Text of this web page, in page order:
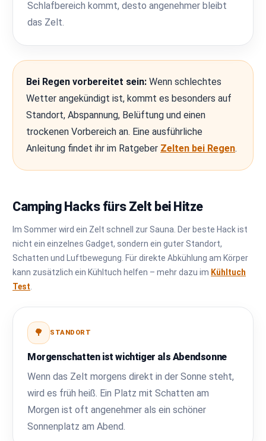
Schlafbereich kommt, desto angenehmer bleibt
das Zelt.
Bei Regen vorbereitet sein: Wenn schlechtes
Wetter angekündigt ist, kommt es besonders auf
Standort, Abspannung, Belüftung und einen
trockenen Vorbereich an. Eine ausführliche
Anleitung findet ihr im Ratgeber Zelten bei Regen.
Camping Hacks fürs Zelt bei Hitze
Im Sommer wird ein Zelt schnell zur Sauna. Der beste Hack ist
nicht ein einzelnes Gadget, sondern ein guter Standort,
Schatten und Luftbewegung. Für direkte Abkühlung am Körper
kann zusätzlich ein Kühltuch helfen – mehr dazu im Kühltuch
Test
🌳 STANDORT
Morgenschatten ist wichtiger als Abendsonne
Wenn das Zelt morgens direkt in der Sonne steht,
wird es früh heiß. Ein Platz mit Schatten am
Morgen ist oft angenehmer als ein schöner
Sonnenplatz am Abend.